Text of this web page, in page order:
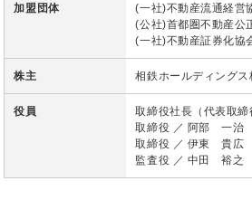
加盟団体
(一社)不動産流通経営
(公社)首都圏不動産公
(一社)不動産証券化協
株主 相鉄ホールディングス
役員
取締役社長（代表取
取締役 ／ 阿部 一治
取締役 ／ 伊東 貴広
監査役 ／ 中田 裕之